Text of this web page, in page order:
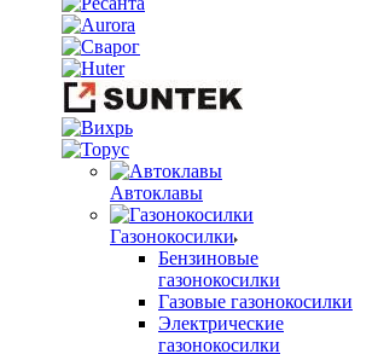
Автоклавы
Газонокосилки
Бензиновые
газонокосилки
Газовые газонокосилки
Электрические
газонокосилки